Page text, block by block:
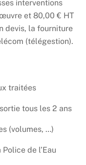
interventions
et 80,00 € HT
devis, la fourniture
(télégestion).
traitées
tous les 2 ans
(volumes, …)
de l’Eau